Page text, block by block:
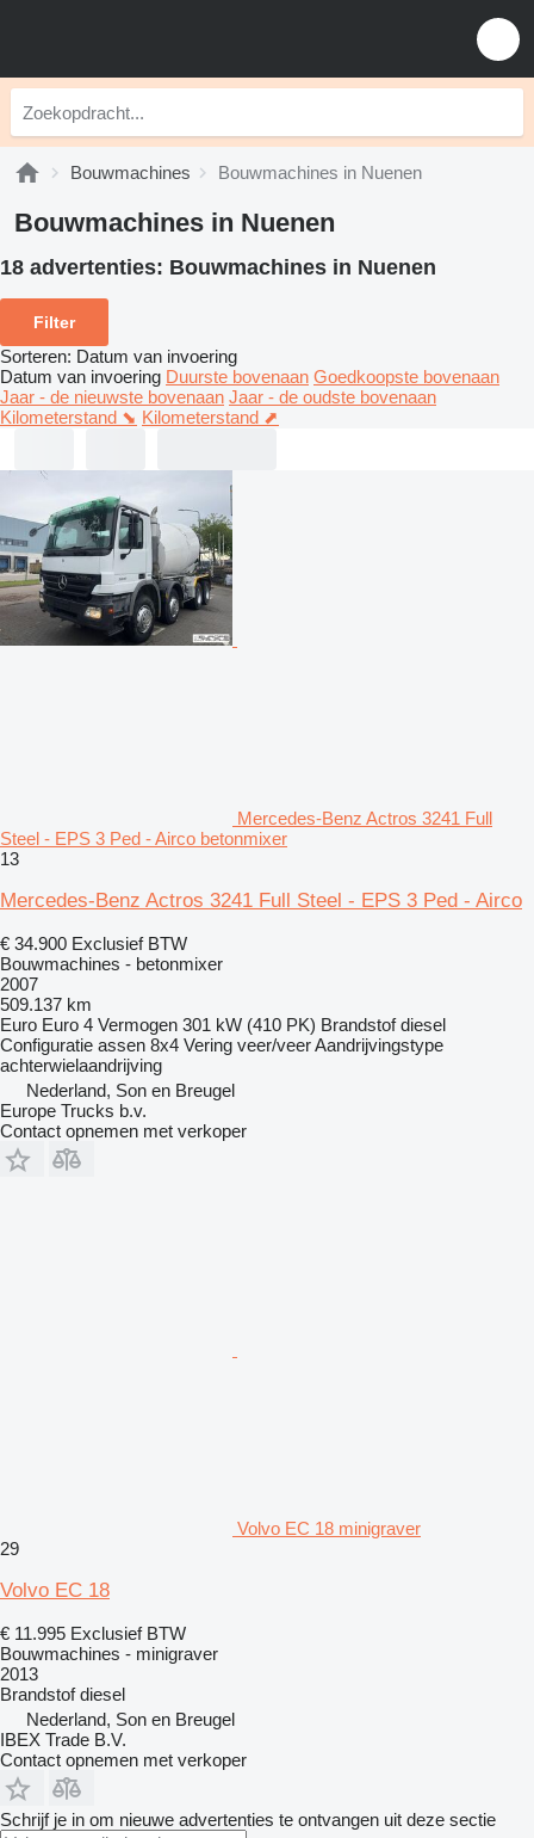
Bouwmachines Bouwmachines in Nuenen
Bouwmachines in Nuenen
18 advertenties: Bouwmachines in Nuenen
Filter
Sorteren: Datum van invoering
Datum van invoering Duurste bovenaan Goedkoopste bovenaan
Jaar - de nieuwste bovenaan Jaar - de oudste bovenaan
Kilometerstand ⬊ Kilometerstand ⬈
Mercedes-Benz Actros 3241 Full
Steel - EPS 3 Ped - Airco betonmixer
13
Mercedes-Benz Actros 3241 Full Steel - EPS 3 Ped - Airco
€ 34.900 Exclusief BTW
Bouwmachines - betonmixer
2007
509.137 km
Euro Euro 4 Vermogen 301 kW (410 PK) Brandstof diesel
Configuratie assen 8x4 Vering veer/veerAandrijvingstype
achterwielaandrijving
Nederland, Son en Breugel
Europe Trucks b.v.
Contact opnemen met verkoper
Volvo EC 18 minigraver
29
Volvo EC 18
€ 11.995 Exclusief BTW
Bouwmachines - minigraver
2013
Brandstof diesel
Nederland, Son en Breugel
IBEX Trade B.V.
Contact opnemen met verkoper
Schrijf je in om nieuwe advertenties te ontvangen uit deze sectie